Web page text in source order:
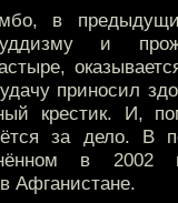
в
и
приносил
крестик. И,
за дело. В
в 2002
Афганистане.